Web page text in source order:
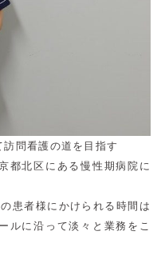
問看護の道を目指す
都北区にある慢性期病院に
患者様にかけられる時間は
ルに沿って淡々と業務をこ